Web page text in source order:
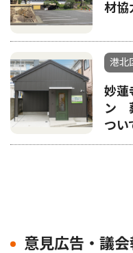
材
港北
妙蓮
ン
つい
意見広告・議会